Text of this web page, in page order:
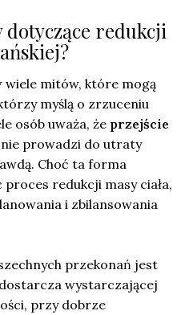
dotyczące redukcji
wiele mitów, które mogą
myślą o zrzuceniu
osób uważa, że przejście
prowadzi do utraty
Choć ta forma
redukcji masy ciała,
i zbilansowania
przekonań jest
wystarczającej
przy dobrze